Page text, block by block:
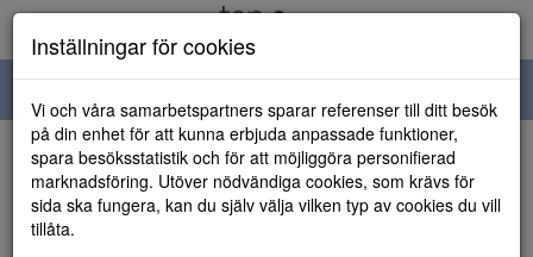
navigation
HEM
Inställningar för cookies
Vi och våra samarbetspartners sparar referenser till ditt besök
på din enhet för att kunna erbjuda anpassade funktioner,
spara besöksstatistik och för att möjliggöra personifierad
marknadsföring. Utöver nödvändiga cookies, som krävs för
sida ska fungera, kan du själv välja vilken typ av cookies du vill
tillåta.